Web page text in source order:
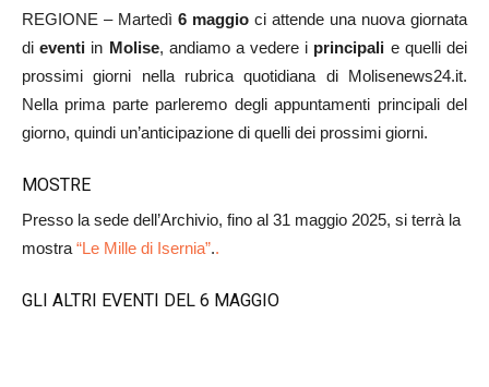
REGIONE – Martedì 6 maggio ci attende una nuova giornata
dieventi in Molise, andiamo a vedere i principali e quelli dei
prossimi giorni nella rubrica quotidiana di Molisenews24.it.
Nella prima parte parleremo degli appuntamenti principali del
giorno, quindi un’anticipazione di quelli dei prossimi giorni.
MOSTRE
Presso la sede dell’Archivio, fino al 31 maggio 2025, si terrà la
mostra “Le Mille di Isernia”..
GLI ALTRI EVENTI DEL 6 MAGGIO